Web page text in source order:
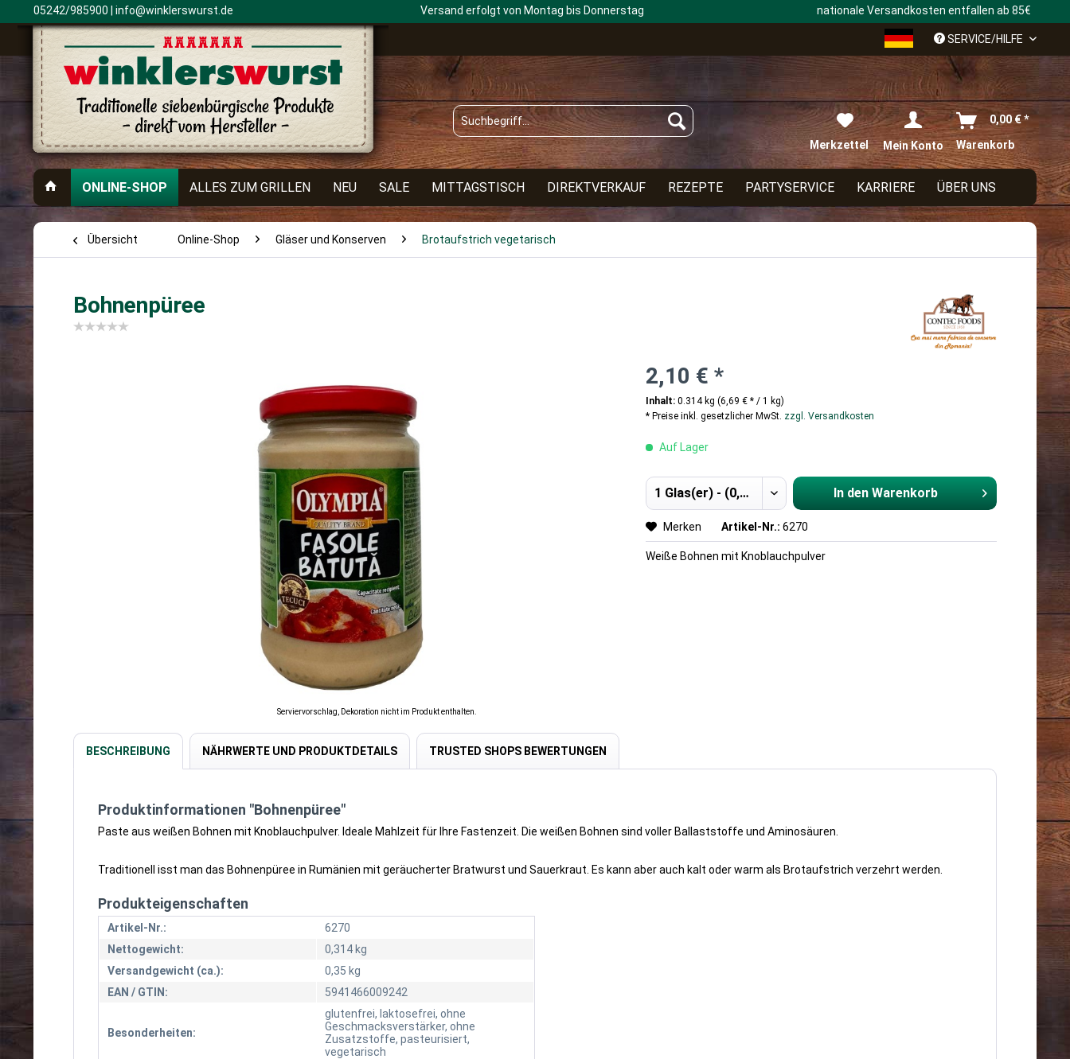
05242/985900 | info@winklerswurst.de Versand erfolgt von Montag bis Donnerstag nationale Versandkosten entfallen ab 85€
DeutschSERVICE/HILFE
Merkzettel Mein Konto
0,00 € *
Warenkorb
ONLINE-SHOP ALLES ZUM GRILLEN NEU SALE MITTAGSTISCH DIREKTVERKAUF REZEPTE PARTYSERVICE KARRIERE ÜBER UNS
Übersicht Online-Shop Gläser und Konserven Brotaufstrich vegetarisch
Bohnenpüree
Serviervorschlag, Dekoration nicht im Produkt enthalten.
2,10 € *
Inhalt:0.314 kg (6,69 € * / 1 kg)
* Preise inkl. gesetzlicher MwSt. zzgl. Versandkosten
Auf Lager
In den Warenkorb
Artikel-Nr.:6270
Merken
Weiße Bohnen mit Knoblauchpulver
BESCHREIBUNG NÄHRWERTE UND PRODUKTDETAILS TRUSTED SHOPS BEWERTUNGEN
Produktinformationen "Bohnenpüree"
Paste aus weißen Bohnen mit Knoblauchpulver. Ideale Mahlzeit für Ihre Fastenzeit. Die weißen Bohnen sind voller Ballaststoffe und Aminosäuren.
Traditionell isst man das Bohnenpüree in Rumänien mit geräucherter Bratwurst und Sauerkraut. Es kann aber auch kalt oder warm als Brotaufstrich verzehrt werden.
Produkteigenschaften
Artikel-Nr.:
6270
Nettogewicht:
0,314 kg
Versandgewicht (ca.):
0,35 kg
EAN / GTIN:
5941466009242
Besonderheiten:
glutenfrei, laktosefrei, ohne
Geschmacksverstärker, ohne
Zusatzstoffe, pasteurisiert,
vegetarisch